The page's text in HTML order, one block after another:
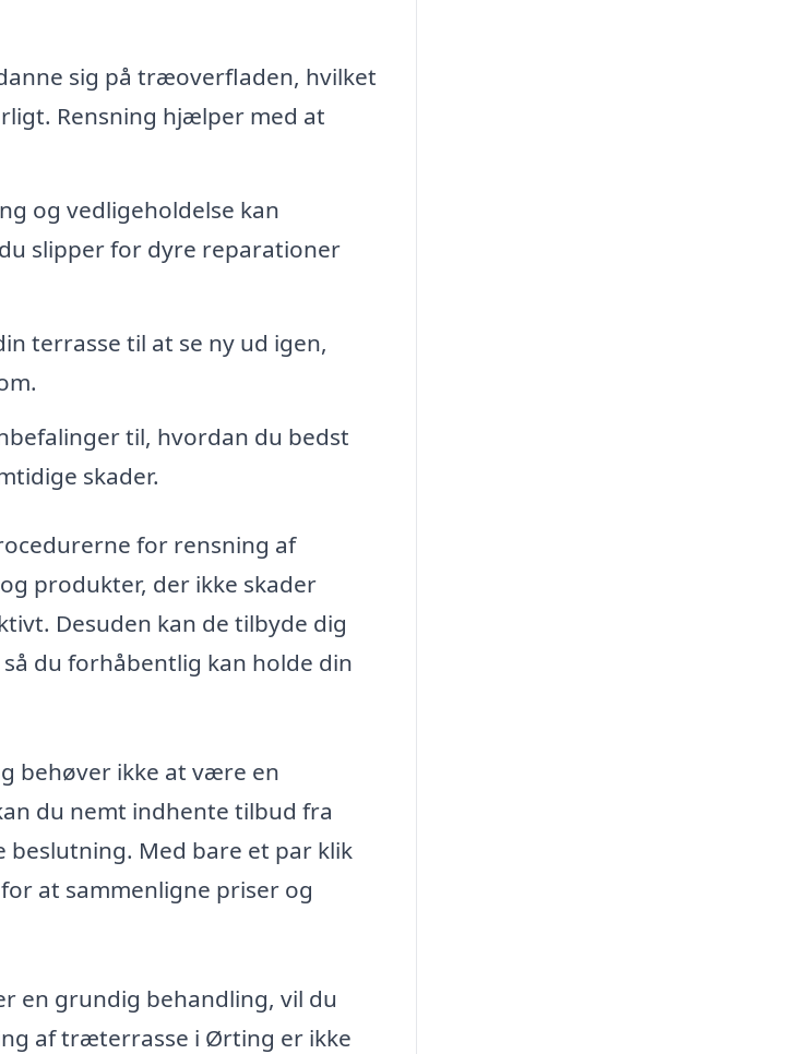
sig på træoverfladen, hvilket
Rensning hjælper med at
og vedligeholdelse kan
slipper for dyre reparationer
terrasse til at se ny ud igen,
til, hvordan du bedst
skader.
for rensning af
produkter, der ikke skader
Desuden kan de tilbyde dig
du forhåbentlig kan holde din
behøver ikke at være en
du nemt indhente tilbud fra
Med bare et par klik
at sammenligne priser og
en grundig behandling, vil du
af træterrasse i Ørting er ikke